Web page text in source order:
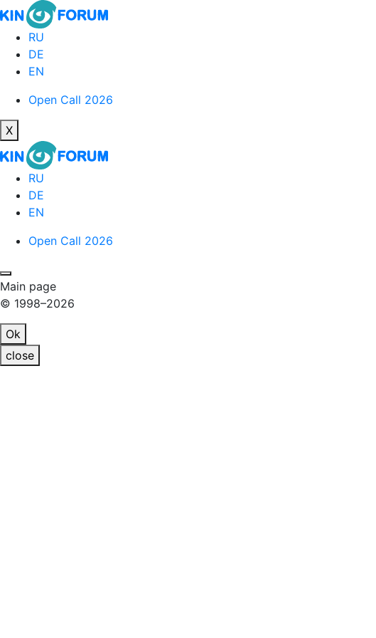
RU
DE
EN
Open Call 2026
X
RU
DE
EN
Open Call 2026
Main page
© 1998–2026
Ok
close